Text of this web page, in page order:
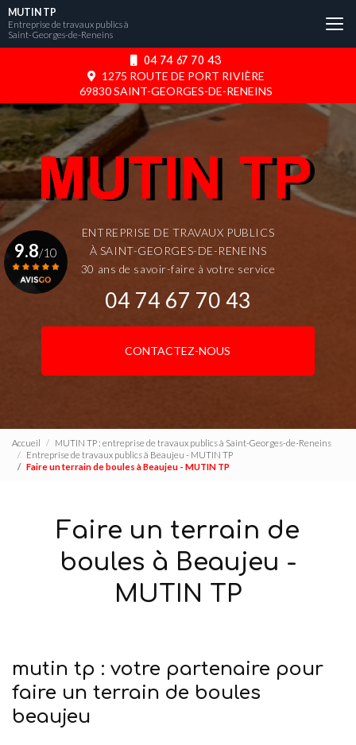
Aller
au
contenu
04 74 67 70 43
1275 ROUTE DE PORT RIVIÈRE
69830 SAINT-GEORGES-DE-RENEINS
MUTIN TP
Entreprise de travaux publics à
Saint-Georges-de-Reneins
ENTREPRISE DE TRAVAUX PUBLICS
À SAINT-GEORGES-DE-RENEINS
30 ans de savoir-faire à votre service
04 74 67 70 43
CONTACTEZ-NOUS
9.8/10
Accueil
MUTIN TP : entreprise de travaux publics à Saint-Georges-de-Reneins
Entreprise de travaux publics à Beaujeu - MUTIN TP
Faire un terrain de boules à Beaujeu - MUTIN TP
Faire un terrain de
boules à Beaujeu -
MUTIN TP
mutin tp : votre partenaire pour
faire un terrain de boules
beaujeu